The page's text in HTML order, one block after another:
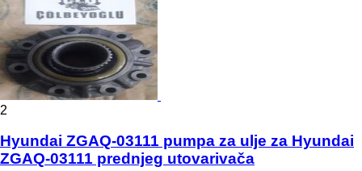
2
Hyundai ZGAQ-03111 pumpa za ulje za Hyundai
ZGAQ-03111 prednjeg utovarivača